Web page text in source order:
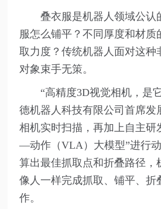
叠衣服是机器人领域公认
服怎么铺平？不同厚度和材质
取力度？传统机器人面对这种
对象束手无策。
“高精度3D视觉相机，是
德机器人科技有限公司首席发
相机实时扫描，再加上自主
—动作（VLA）大模型”进行
算出最佳抓取点和折叠路径，
像人一样完成抓取、铺平、折
作。